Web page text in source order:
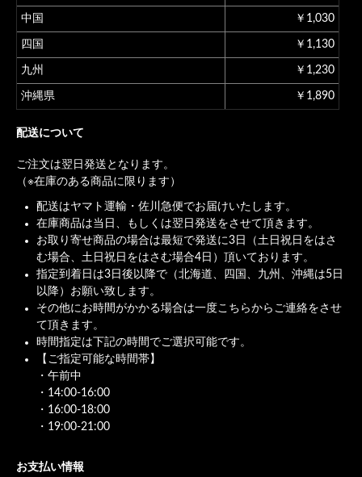
中国 ￥1,030
四国 ￥1,130
九州 ￥1,230
沖縄県 ￥1,890
配送について
ご注文は翌日発送となります。
（※在庫のある商品に限ります）
配送はヤマト運輸・佐川急便でお届けいたします。
在庫商品は当日、もしくは翌日発送をさせて頂きます。
お取り寄せ商品の場合は最短で発送に3日（土日祝日をはさ
む場合、土日祝日をはさむ場合4日）頂いております。
指定到着日は3日後以降で（北海道、四国、九州、沖縄は5日
以降）お願い致します。
その他にお時間がかかる場合は一度こちらからご連絡をさせ
て頂きます。
時間指定は下記の時間でご選択可能です。
【ご指定可能な時間帯】
・午前中
・14:00-16:00
・16:00-18:00
・19:00-21:00
お支払い情報